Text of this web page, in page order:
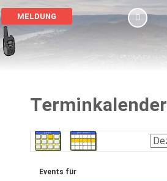
MELDUNG
Terminkalender
Events für